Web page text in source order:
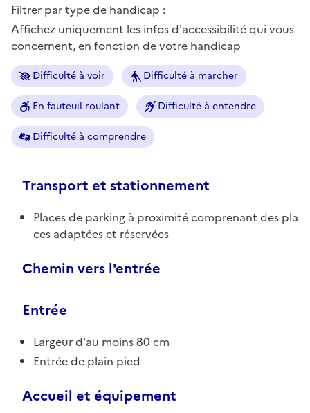
Filtrer par type de handicap :
Affichez uniquement les infos d'accessibilité qui vous
concernent, en fonction de votre handicap
Difficulté à voir Difficulté à marcher
En fauteuil roulant Difficulté à entendre
Difficulté à comprendre
Transport et stationnement
Places de parking à proximité comprenant des pla
ces adaptées et réservées
Chemin vers l'entrée
Entrée
Largeur d'au moins 80 cm
Entrée de plain pied
Accueil et équipement